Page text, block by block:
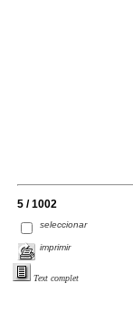
5 / 1002
seleccionar
imprimir
Text complet